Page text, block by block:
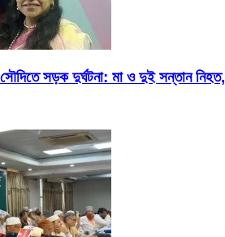
সড়ক দুর্ঘটনা: মা ও দুই সন্তান